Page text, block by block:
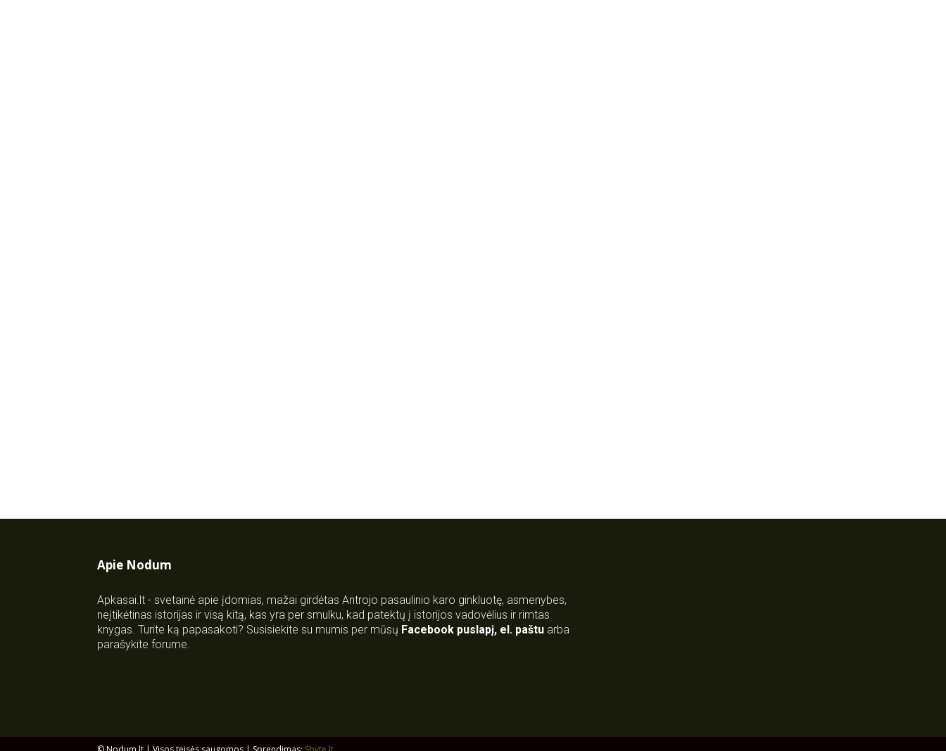
Apie Nodum
Apkasai.lt - svetainė apie įdomias, mažai girdėtas Antrojo pasaulinio karo ginkluotę, asmenybes,
neįtikėtinas istorijas ir visą kitą, kas yra per smulku, kad patektų į istorijos vadovėlius ir rimtas
knygas. Turite ką papasakoti? Susisiekite su mumis per mūsų Facebook puslapį, el. paštu arba
parašykite forume.